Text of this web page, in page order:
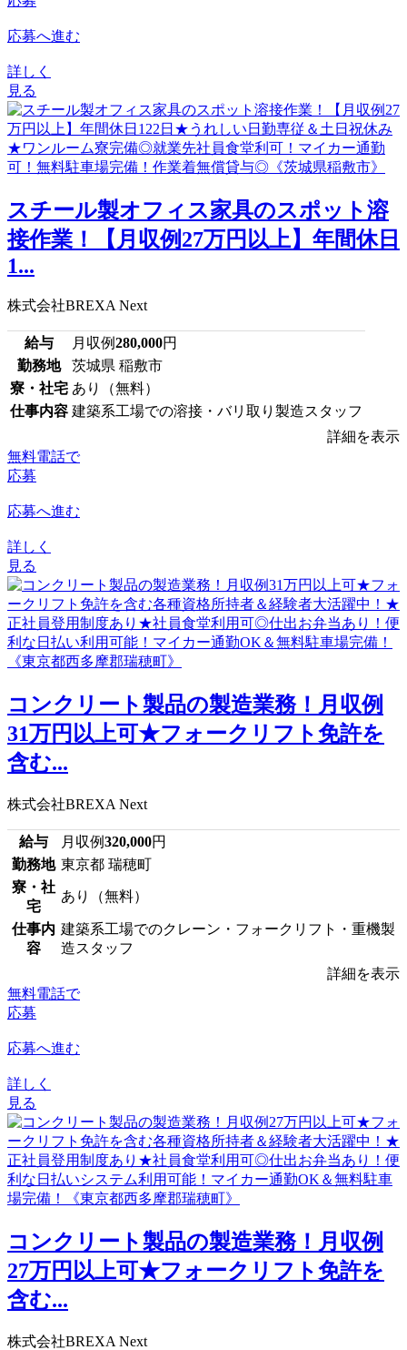
応募へ進む
詳しく
見る
スチール製オフィス家具のスポット溶
接作業！【月収例27万円以上】年間休日
1...
株式会社BREXA Next
給与 月収例280,000円
勤務地
茨城県 稲敷市
寮・社宅 あり（無料）
仕事内容 建築系工場での溶接・バリ取り製造スタッフ
詳細を表示
無料電話で
応募
応募へ進む
詳しく
見る
コンクリート製品の製造業務！月収例
31万円以上可★フォークリフト免許を
含む...
株式会社BREXA Next
給与 月収例320,000円
勤務地 東京都 瑞穂町
寮・社
宅
あり（無料）
仕事内
容
建築系工場でのクレーン・フォークリフト・重機製
造スタッフ
詳細を表示
無料電話で
応募
応募へ進む
詳しく
見る
コンクリート製品の製造業務！月収例
27万円以上可★フォークリフト免許を
含む...
株式会社BREXA Next